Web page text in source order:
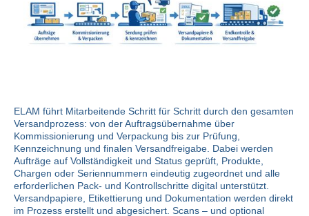
ELAM führt Mitarbeitende Schritt für Schritt durch den gesamten
Versandprozess: von der Auftragsübernahme über
Kommissionierung und Verpackung bis zur Prüfung,
Kennzeichnung und finalen Versandfreigabe. Dabei werden
Aufträge auf Vollständigkeit und Status geprüft, Produkte,
Chargen oder Seriennummern eindeutig zugeordnet und alle
erforderlichen Pack- und Kontrollschritte digital unterstützt.
Versandpapiere, Etikettierung und Dokumentation werden direkt
im Prozess erstellt und abgesichert. Scans – und optional